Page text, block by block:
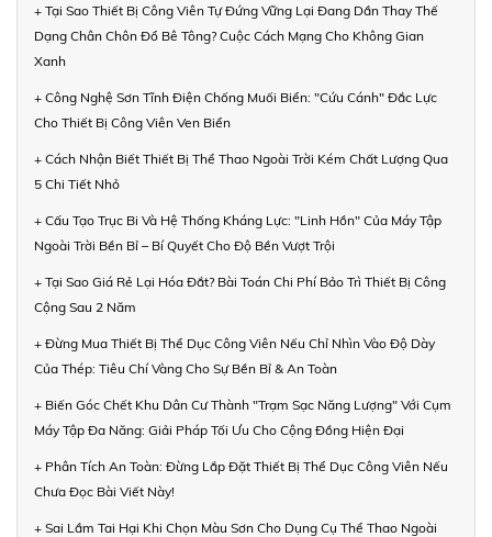
+ Tại Sao Thiết Bị Công Viên Tự Đứng Vững Lại Đang Dần Thay Thế
Dạng Chân Chôn Đổ Bê Tông? Cuộc Cách Mạng Cho Không Gian
Xanh
+ Công Nghệ Sơn Tĩnh Điện Chống Muối Biển: "Cứu Cánh" Đắc Lực
Cho Thiết Bị Công Viên Ven Biển
+ Cách Nhận Biết Thiết Bị Thể Thao Ngoài Trời Kém Chất Lượng Qua
5 Chi Tiết Nhỏ
+ Cấu Tạo Trục Bi Và Hệ Thống Kháng Lực: "Linh Hồn" Của Máy Tập
Ngoài Trời Bền Bỉ – Bí Quyết Cho Độ Bền Vượt Trội
+ Tại Sao Giá Rẻ Lại Hóa Đắt? Bài Toán Chi Phí Bảo Trì Thiết Bị Công
Cộng Sau 2 Năm
+ Đừng Mua Thiết Bị Thể Dục Công Viên Nếu Chỉ Nhìn Vào Độ Dày
Của Thép: Tiêu Chí Vàng Cho Sự Bền Bỉ & An Toàn
+ Biến Góc Chết Khu Dân Cư Thành "Trạm Sạc Năng Lượng" Với Cụm
Máy Tập Đa Năng: Giải Pháp Tối Ưu Cho Cộng Đồng Hiện Đại
+ Phân Tích An Toàn: Đừng Lắp Đặt Thiết Bị Thể Dục Công Viên Nếu
Chưa Đọc Bài Viết Này!
+ Sai Lầm Tai Hại Khi Chọn Màu Sơn Cho Dụng Cụ Thể Thao Ngoài